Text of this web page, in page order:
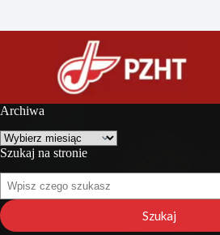
Archiwa
Archiwa
Szukaj na stronie
na
stronie
Szukaj